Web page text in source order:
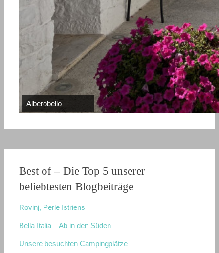
Südtirol
Alberobello
Bleder See
Matera
Vesuv
Best of – Die Top 5 unserer
beliebtesten Blogbeiträge
Rovinj, Perle Istriens
Bella Italia – Ab in den Süden
Unsere besuchten Campingplätze